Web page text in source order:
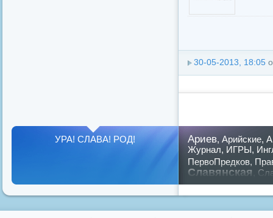
30-05-2013, 18:05
Ариев, Арийские,
Журнал, ИГРЫ,
ПервоПредков,
Славянская
предков,путин,
УРА! СЛАВА! РОД!